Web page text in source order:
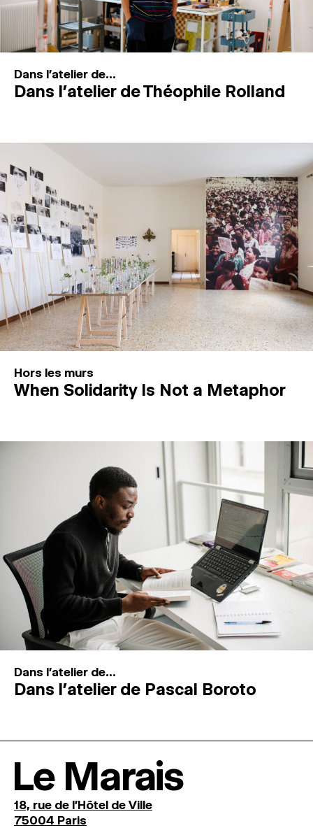
Connexion
Dans l'atelier de...
Dans l’atelier de Théophile Rolland
Hors les murs
When Solidarity Is Not a Metaphor
Dans l'atelier de...
Dans l’atelier de Pascal Boroto
Le Marais
18, rue de l'Hôtel de Ville
75004 Paris